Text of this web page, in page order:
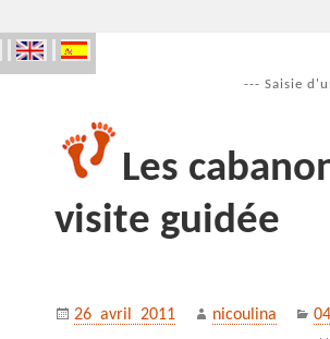
--- Saisie
Les
visite guidée
Publié
le
26 avril 2011 Auteur
nicoulina